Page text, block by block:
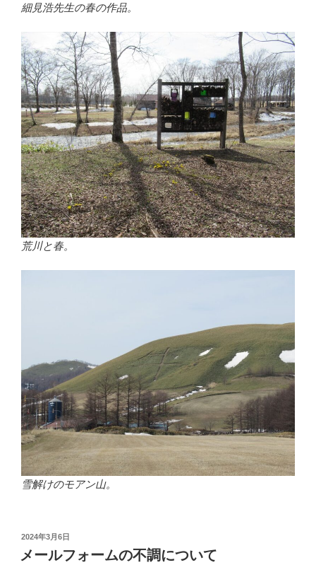
細見浩先生の春の作品。
荒川と春。
雪解けのモアン山。
投
日:
2024年3月6日
メールフォームの不調について